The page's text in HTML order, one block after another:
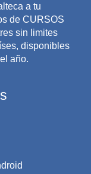
a tu
de CURSOS
sin limites
disponibles
año.